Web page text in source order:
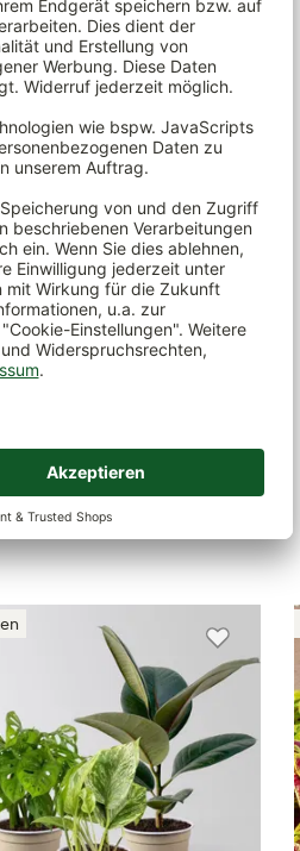
Zimmerpflanze in Büro oder
zur Luftverbesserung.
schön als Hängepflanze
dem Regal.